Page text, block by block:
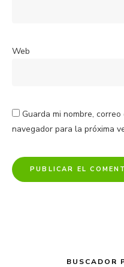
Web
Guarda mi nombre,
navegador para la próxima
BUSCADOR